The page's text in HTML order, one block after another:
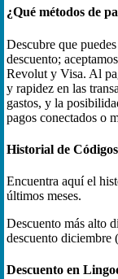
¿Qué métodos de
Descubre que
descuento;
Revolut y Visa. Al
y rapidez en las
gastos, y la
pagos conectados o
Historial de
Encuentra aquí el
últimos meses.
Descuento más alto
descuento diciembre
Descuento en